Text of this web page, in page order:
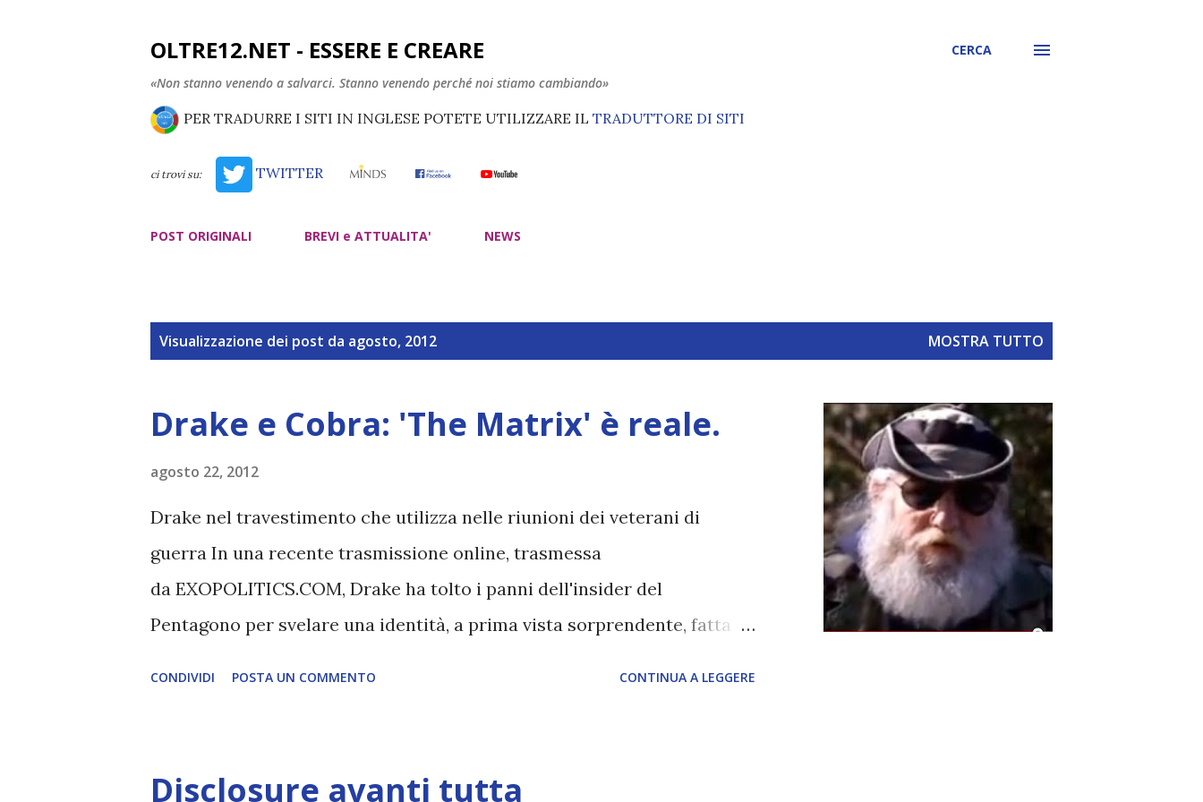
OLTRE12.NET - ESSERE E CREARE
«Non stanno venendo a salvarci. Stanno venendo perché noi stiamo cambiando»
CERCA
PER TRADURRE I SITI IN INGLESE POTETE UTILIZZARE IL TRADUTTORE DI SITI
ci trovi su: TWITTER
POST ORIGINALI BREVI e ATTUALITA' NEWS
Visualizzazione dei post da agosto, 2012 MOSTRA TUTTO
Drake e Cobra: 'The Matrix' è reale.
agosto 22, 2012
Drake nel travestimento che utilizza nelle riunioni dei veterani di
guerra In una recente trasmissione online, trasmessa
da EXOPOLITICS.COM, Drake ha tolto i panni dell'insider del
Pentagono per svelare una identità, a prima vista sorprendente, fatta di
CONDIVIDI POSTA UN COMMENTO CONTINUA A LEGGERE
Disclosure avanti tutta